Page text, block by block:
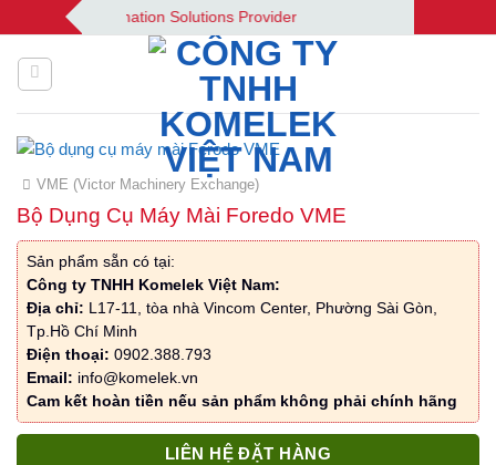
qua
nội
dung
| Your Automation Solutions Provider
VME (Victor Machinery Exchange)
Bộ Dụng Cụ Máy Mài Foredo VME
Sản phẩm sẵn có tại:
Công ty TNHH Komelek Việt Nam:
Địa chỉ: L17-11, tòa nhà Vincom Center, Phường Sài Gòn,
Tp.Hồ Chí Minh
Điện thoại: 0902.388.793
Email: info@komelek.vn
Cam kết hoàn tiền nếu sản phẩm không phải chính hãng
LIÊN HỆ ĐẶT HÀNG